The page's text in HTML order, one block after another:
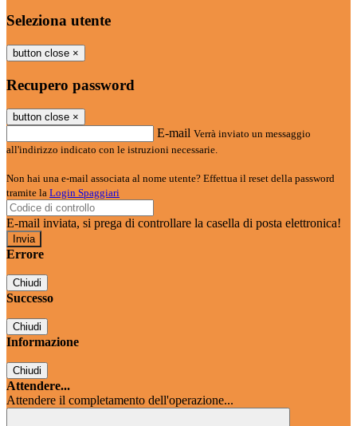
Seleziona utente
button close ×
Recupero password
button close ×
E-mail Verrà inviato un messaggio
all'indirizzo indicato con le istruzioni necessarie.
Non hai una e-mail associata al nome utente? Effettua il reset della password
tramite la Login Spaggiari
E-mail inviata, si prega di controllare la casella di posta elettronica!
Errore
Chiudi
Successo
Chiudi
Informazione
Chiudi
Attendere...
Attendere il completamento dell'operazione...